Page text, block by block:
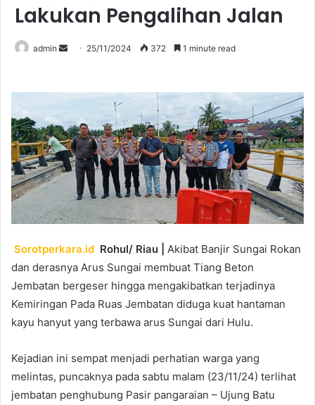
Lakukan Pengalihan Jalan
admin
Send 25/11/2024 372 1 minute read
Sorotperkara.id Rohul/ Riau |
Akibat Banjir Sungai Rokan
dan derasnya Arus Sungai membuat Tiang Beton
Jembatan bergeser hingga mengakibatkan terjadinya
Kemiringan Pada Ruas Jembatan diduga kuat hantaman
kayu hanyut yang terbawa arus Sungai dari Hulu.
Kejadian ini sempat menjadi perhatian warga yang
melintas, puncaknya pada sabtu malam (23/11/24) terlihat
jembatan penghubung Pasir pangaraian – Ujung Batu